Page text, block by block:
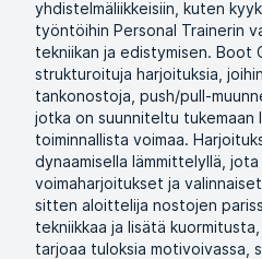
yhdistelmäliikkeisiin, kuten
työntöihin Personal Trainerin
tekniikan ja edistymisen. Boot
strukturoituja harjoituksia,
tankonostoja, push/pull-
jotka on suunniteltu tukemaan
toiminnallista voimaa.
dynaamisella lämmittelyllä,
voimaharjoitukset ja
sitten aloittelija nostojen
tekniikkaa ja lisätä
tarjoaa tuloksia motivoivassa,